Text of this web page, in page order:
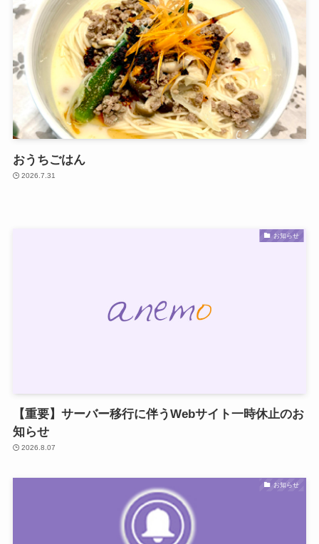
おうちごはん
2026.7.31
お知らせ
【重要】サーバー移行に伴うWebサイト一時休止のお
知らせ
2026.8.07
お知らせ